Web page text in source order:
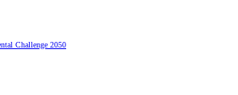
Challenge 2050